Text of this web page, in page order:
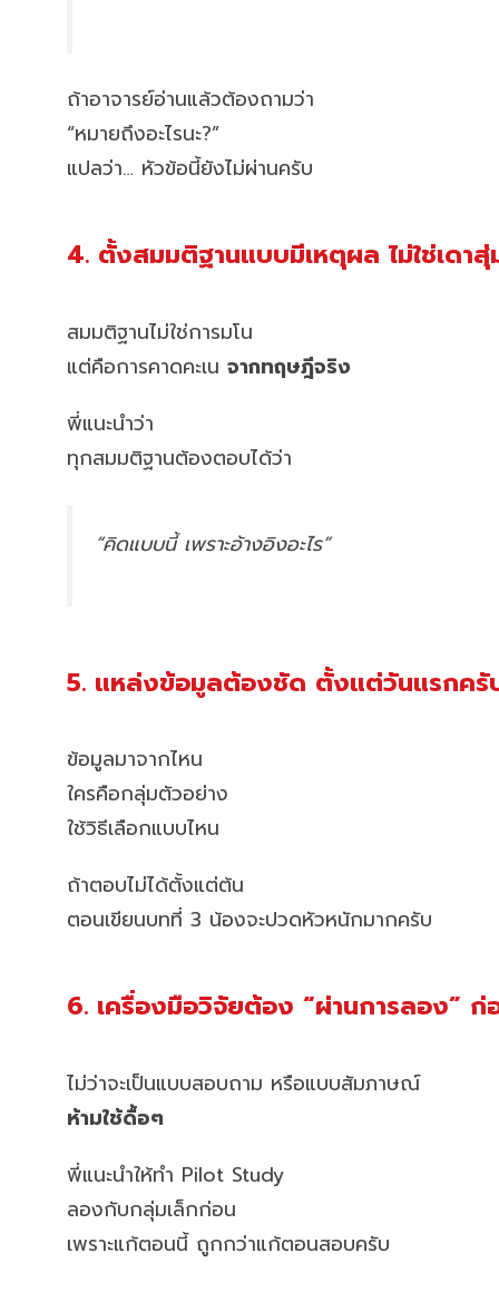
ถ้าอาจารย์อ่านแล้วต้องถามว่า
“หมายถึงอะไรนะ?”
แปลว่า… หัวข้อนี้ยังไม่ผ่านครับ
4. ตั้งสมมติฐานแบบมีเหตุผล ไม่ใช่เดา
สมมติฐานไม่ใช่การมโน
แต่คือการคาดคะเน จากทฤษฎีจริง
พี่แนะนำว่า
ทุกสมมติฐานต้องตอบได้ว่า
“คิดแบบนี้ เพราะอ้างอิงอะไร”
5. แหล่งข้อมูลต้องชัด ตั้งแต่วันแรกครั
ข้อมูลมาจากไหน
ใครคือกลุ่มตัวอย่าง
ใช้วิธีเลือกแบบไหน
ถ้าตอบไม่ได้ตั้งแต่ต้น
ตอนเขียนบทที่ 3 น้องจะปวดหัวหนักมากครับ
6. เครื่องมือวิจัยต้อง “ผ่านการลอง” ก่
ไม่ว่าจะเป็นแบบสอบถาม หรือแบบสัมภาษณ์
ห้ามใช้ดื้อๆ
พี่แนะนำให้ทำ Pilot Study
ลองกับกลุ่มเล็กก่อน
เพราะแก้ตอนนี้ ถูกกว่าแก้ตอนสอบครับ